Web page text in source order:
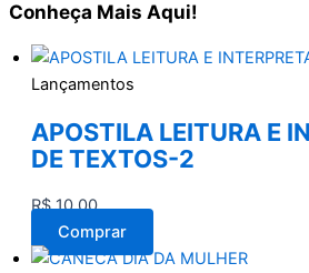
Conheça Mais Aqui!
Lançamentos
APOSTILA LEITURA E
DE TEXTOS-2
R$10,00
Comprar